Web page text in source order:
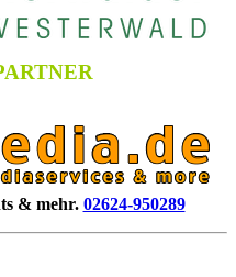
& mehr. 02624-950289